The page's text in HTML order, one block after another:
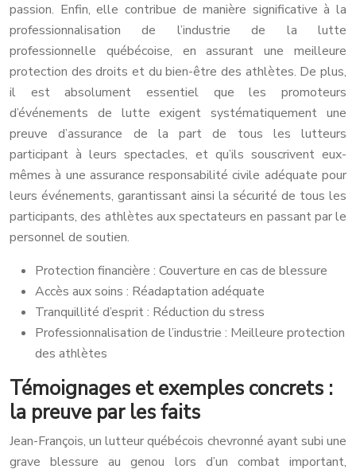
passion. Enfin, elle contribue de manière significative à la
professionnalisation de l’industrie de la lutte
professionnelle québécoise, en assurant une meilleure
protection des droits et du bien-être des athlètes. De plus,
il est absolument essentiel que les promoteurs
d’événements de lutte exigent systématiquement une
preuve d’assurance de la part de tous les lutteurs
participant à leurs spectacles, et qu’ils souscrivent eux-
mêmes à une assurance responsabilité civile adéquate pour
leurs événements, garantissant ainsi la sécurité de tous les
participants, des athlètes aux spectateurs en passant par le
personnel de soutien.
Protection financière : Couverture en cas de blessure
Accès aux soins : Réadaptation adéquate
Tranquillité d’esprit : Réduction du stress
Professionnalisation de l’industrie : Meilleure protection
des athlètes
Témoignages et exemples concrets :
la preuve par les faits
Jean-François, un lutteur québécois chevronné ayant subi une
grave blessure au genou lors d’un combat important,